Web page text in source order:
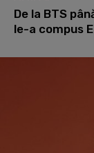
De la BTS
le-a compus